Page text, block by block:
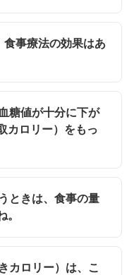
事療法の効果はあ
糖値が十分に下が
カロリー）をもっ
ときは、食事の量
。
カロリー）は、こ